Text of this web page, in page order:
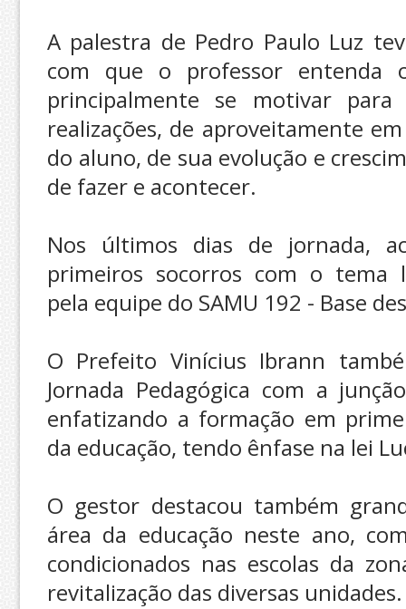
A palestra de Pedro Paulo Luz
com que o professor entenda
principalmente se motivar
realizações, de aproveitamente
do aluno, de sua evolução e
de fazer e acontecer.
Nos últimos dias de jornada,
primeiros socorros com o tema
pela equipe do SAMU 192 - Base
O Prefeito Vinícius Ibrann
Jornada Pedagógica com a
enfatizando a formação em
da educação, tendo ênfase na lei
O gestor destacou também
área da educação neste ano,
condicionados nas escolas da
revitalização das diversas